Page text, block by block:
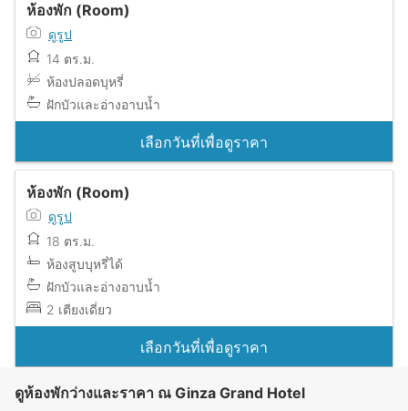
ห้องพัก (Room)
ดูรูป
14 ตร.ม.
ห้องปลอดบุหรี่
ฝักบัวและอ่างอาบน้ำ
เลือกวันที่เพื่อดูราคา
ห้องพัก (Room)
ดูรูป
18 ตร.ม.
ห้องสูบบุหรี่ได้
ฝักบัวและอ่างอาบน้ำ
2 เตียงเดี่ยว
เลือกวันที่เพื่อดูราคา
ดูห้องพักว่างและราคา ณ Ginza Grand Hotel